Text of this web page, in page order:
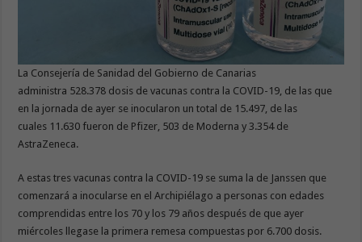
La Consejería de Sanidad del Gobierno de Canarias
administra 528.378 dosis de vacunas contra la COVID-19, de las que
en la jornada de ayer se inocularon un total de 15.497, de las
cuales 11.630 fueron de Pfizer, 503 de Moderna y 3.354 de
AstraZeneca.
A estas tres vacunas contra la COVID-19 se suma la de Janssen que
comenzará a inocularse en el Archipiélago a personas con edades
comprendidas entre los 70 y los 79 años después de que ayer
miércoles llegase la primera remesa compuestas por 6.700 dosis.